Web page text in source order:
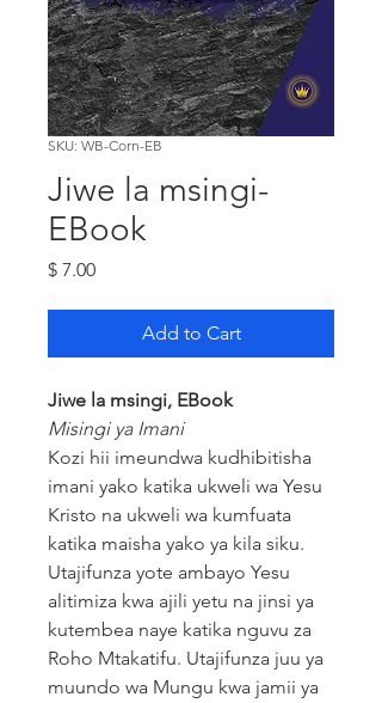
SKU: WB-Corn-EB
Jiwe la msingi-
EBook
$ 7.00Price
Add to Cart
Jiwe la msingi, EBook
Misingi ya Imani
Kozi hii imeundwa kudhibitisha
imani yako katika ukweli wa Yesu
Kristo na ukweli wa kumfuata
katika maisha yako ya kila siku.
Utajifunza yote ambayo Yesu
alitimiza kwa ajili yetu na jinsi ya
kutembea naye katika nguvu za
Roho Mtakatifu. Utajifunza juu ya
muundo wa Mungu kwa jamii ya